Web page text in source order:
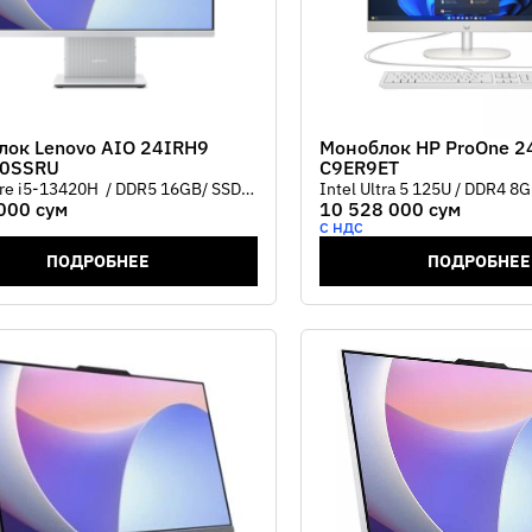
Lenovo AIO 24IRH9
i5-13420H / DDR5 16GB/ SSD
FHD IPS/Intel® UHD Graphic/
cam/ Wireless keyboard +
Cloud Grey
сум
ПОДРОБНЕЕ
Моноблок HP ProOne
C9ER9ET
Intel Ultra 5 125U / DDR4
512G PCIe NVMe/ 24 FHD IPS
(1920x1080)/Intel UHD
/Web cam/USB keyboard +
10 528 000 сум
С НДС
ПОДРОБНЕЕ